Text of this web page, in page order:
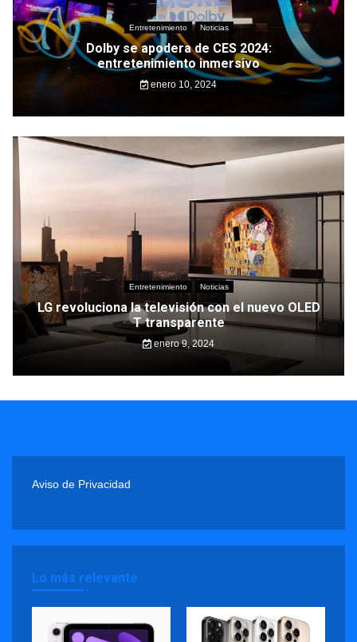
Entretenimiento Noticias
Dolby se apodera de CES 2024:
entretenimiento inmersivo
enero 10, 2024
Entretenimiento Noticias
LG revoluciona la televisión con el nuevo OLED
T transparente
enero 9, 2024
Aviso de Privacidad
Lo más relevante